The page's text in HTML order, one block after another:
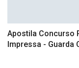
Apostila Concurso
Impressa - Guarda